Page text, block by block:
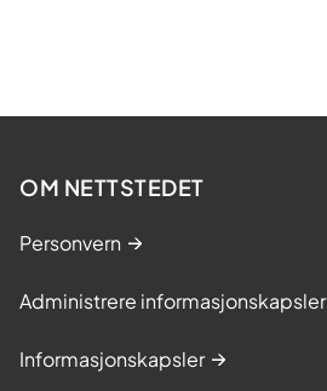
OM NETTSTEDET
Personvern
Administrere informasjonskapsler
Informasjonskapsler